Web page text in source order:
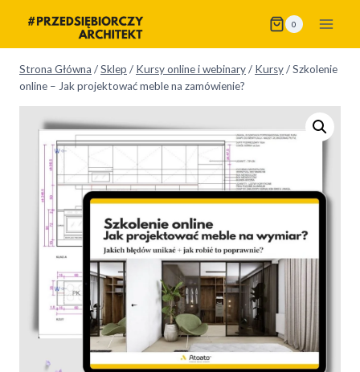
treści
0
Strona Główna /Sklep / Kursy online i webinary/ Kursy/Szkolenie
online – Jak projektować meble na zamówienie?